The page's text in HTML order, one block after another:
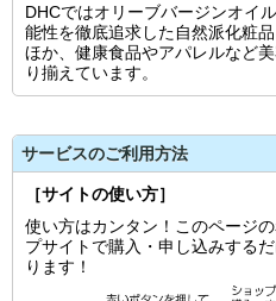
DHCではオリーブバージンオイ
能性を徹底追求した自然派化粧
ほか、健康食品やアパレルなど
り揃えています。
サービスのご利用方法
［サイトの使い方］
使い方はカンタン！このページ
プサイトで購入・申し込みする
ります！